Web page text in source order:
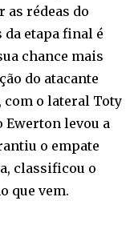
as rédeas do
da etapa final é
chance mais
do atacante
com o lateral Toty
Ewerton levou a
o empate
classificou o
que vem.